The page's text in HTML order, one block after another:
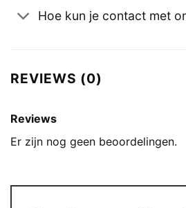
Hoe kun je contact met
REVIEWS (0)
Reviews
Er zijn nog geen beoordelingen.